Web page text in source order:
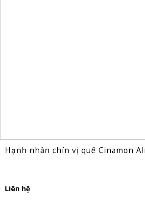
Hạnh nhân chín vị quế Cinamon
Liên hệ